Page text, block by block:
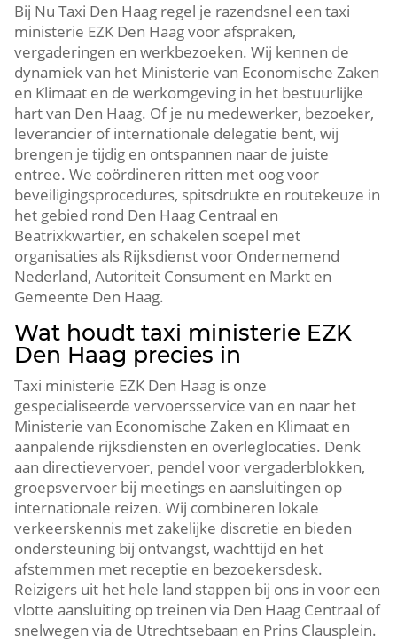
Bij Nu Taxi Den Haag regel je razendsnel een taxi
ministerie EZK Den Haag voor afspraken,
vergaderingen en werkbezoeken. Wij kennen de
dynamiek van het Ministerie van Economische Zaken
en Klimaat en de werkomgeving in het bestuurlijke
hart van Den Haag. Of je nu medewerker, bezoeker,
leverancier of internationale delegatie bent, wij
brengen je tijdig en ontspannen naar de juiste
entree. We coördineren ritten met oog voor
beveiligingsprocedures, spitsdrukte en routekeuze in
het gebied rond Den Haag Centraal en
Beatrixkwartier, en schakelen soepel met
organisaties als Rijksdienst voor Ondernemend
Nederland, Autoriteit Consument en Markt en
Gemeente Den Haag.
Wat houdt taxi ministerie EZK
Den Haag precies in
Taxi ministerie EZK Den Haag is onze
gespecialiseerde vervoersservice van en naar het
Ministerie van Economische Zaken en Klimaat en
aanpalende rijksdiensten en overleglocaties. Denk
aan directievervoer, pendel voor vergaderblokken,
groepsvervoer bij meetings en aansluitingen op
internationale reizen. Wij combineren lokale
verkeerskennis met zakelijke discretie en bieden
ondersteuning bij ontvangst, wachttijd en het
afstemmen met receptie en bezoekersdesk.
Reizigers uit het hele land stappen bij ons in voor een
vlotte aansluiting op treinen via Den Haag Centraal of
snelwegen via de Utrechtsebaan en Prins Clausplein.